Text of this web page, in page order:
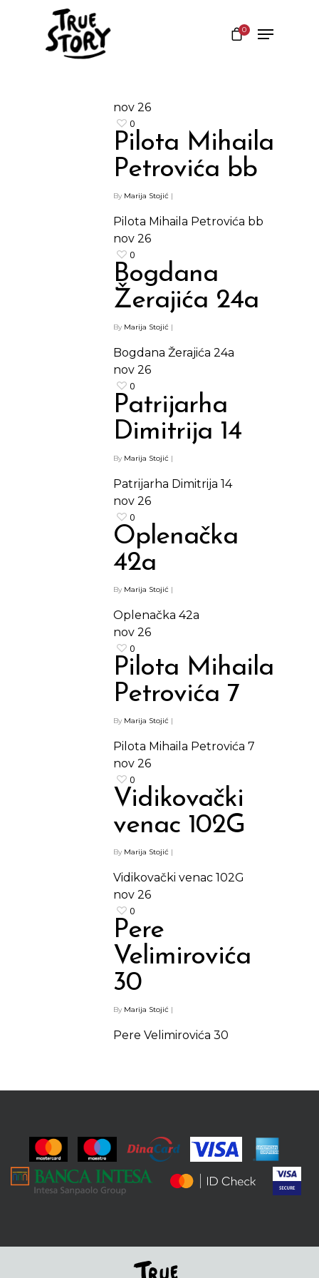
0
nov 26
0
Pilota Mihaila
Petrovića bb
By Marija Stojić |
Pilota Mihaila Petrovića bb
nov 26
0
Bogdana
Žerajića 24a
By Marija Stojić |
Bogdana Žerajića 24a
nov 26
0
Patrijarha
Dimitrija 14
By Marija Stojić |
Patrijarha Dimitrija 14
nov 26
0
Oplenačka
42a
By Marija Stojić |
Oplenačka 42a
nov 26
0
Pilota Mihaila
Petrovića 7
By Marija Stojić |
Pilota Mihaila Petrovića 7
nov 26
0
Vidikovački
venac 102G
By Marija Stojić |
Vidikovački venac 102G
nov 26
0
Pere
Velimirovića
30
By Marija Stojić |
Pere Velimirovića 30
Protein barovi
Barovi
Sušeno Voće
Kontakt